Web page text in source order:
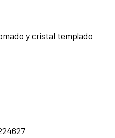
y cristal templado